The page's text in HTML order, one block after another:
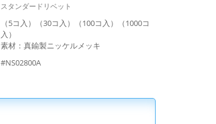
スタンダードリベット
（5コ入）（30コ入）（100コ入）（1000コ
入）
素材：真鍮製ニッケルメッキ
#NS02800A